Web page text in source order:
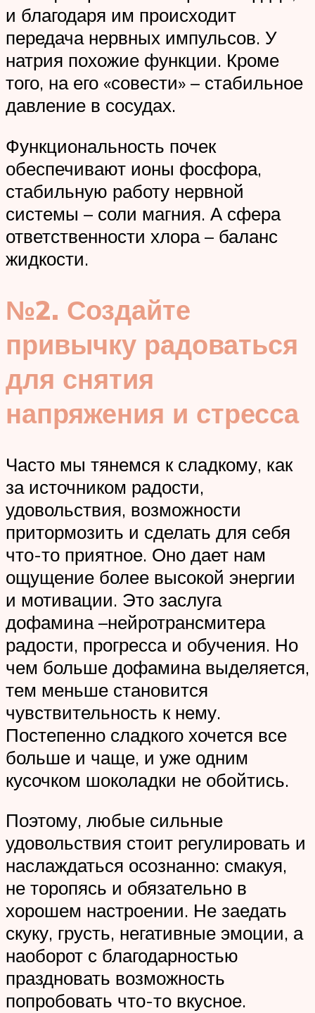
и благодаря им происходит
передача нервных импульсов. У
натрия похожие функции. Кроме
того, на его «совести» – стабильное
давление в сосудах.
Функциональность почек
обеспечивают ионы фосфора,
стабильную работу нервной
системы – соли магния. А сфера
ответственности хлора – баланс
жидкости.
№2. Создайте
привычку радоваться
для снятия
напряжения и стресса
Часто мы тянемся к сладкому, как
за источником радости,
удовольствия, возможности
притормозить и сделать для себя
что-то приятное. Оно дает нам
ощущение более высокой энергии
и мотивации. Это заслуга
дофамина –нейротрансмитера
радости, прогресса и обучения. Но
чем больше дофамина выделяется,
тем меньше становится
чувствительность к нему.
Постепенно сладкого хочется все
больше и чаще, и уже одним
кусочком шоколадки не обойтись.
Поэтому, любые сильные
удовольствия стоит регулировать и
наслаждаться осознанно: смакуя,
не торопясь и обязательно в
хорошем настроении. Не заедать
скуку, грусть, негативные эмоции, а
наоборот с благодарностью
праздновать возможность
попробовать что-то вкусное.